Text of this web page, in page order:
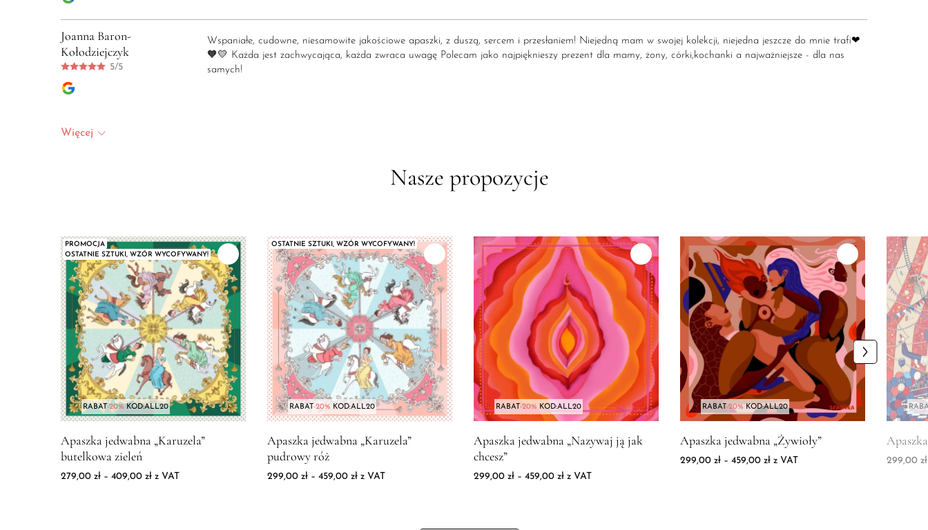
Joanna Baron-
Kołodziejczyk
5/5
Wspaniałe, cudowne, niesamowite jakościowe apaszki, z duszą, sercem i przesłaniem! Niejedną mam w swojej kolekcji, niejedna jeszcze do mnie trafi❤
🧡💛 Każda jest zachwycająca, każda zwraca uwagę Polecam jako najpięknieszy prezent dla mamy, żony, córki,kochanki a najważniejsze - dla nas
samych!
Więcej
Nasze propozycje
RABAT-20% KOD:ALL20
PROMOCJA
OSTATNIE SZTUKI, WZÓR WYCOFYWANY!
Apaszka jedwabna „Karuzela”
butelkowa zieleń
279,00 zł – 409,00 złZakres cen: od 279,00 zł do 409,00 zł
z VAT
RABAT -20% KOD:ALL20
OSTATNIE SZTUKI, WZÓR WYCOFYWANY!
Apaszka jedwabna „Karuzela”
pudrowy róż
299,00 zł – 459,00 złZakres cen: od 299,00 zł do 459,00 zł
z VAT
RABAT -20% KOD:ALL20
Apaszka jedwabna „Nazywaj ją jak
chcesz”
299,00 zł – 459,00 złZakres cen: od 299,00 zł do 459,00 zł
z VAT
RABAT -20% KOD:ALL20
Apaszka jedwabna „Żywioły”
299,00 zł – 459,00 złZakres cen: od 299,00 zł do 459,00
z VAT 299,00 zł